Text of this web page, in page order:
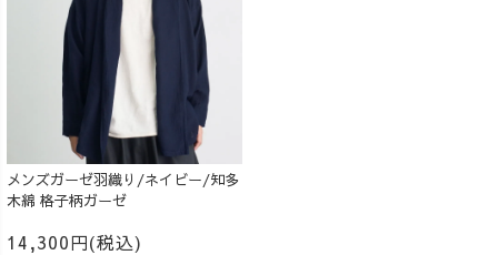
メンズガーゼ羽織り/ネイビー/知多
木綿 格子柄ガーゼ
14,300円(税込)